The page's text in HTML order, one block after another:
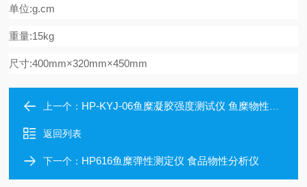
单位:g.cm
重量:15kg
尺寸:400mm×320mm×450mm
上一个： HP-KYJ-06鱼糜凝胶强度测试仪 鱼糜物性测定仪
返回列表
下一个： HP616鱼糜弹性测定仪 食品物性分析仪